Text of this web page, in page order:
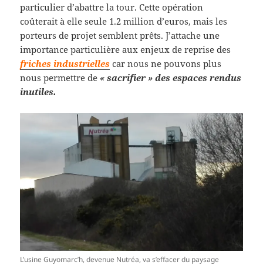
particulier d’abattre la tour. Cette opération
coûterait à elle seule 1.2 million d’euros, mais les
porteurs de projet semblent prêts. J’attache une
importance particulière aux enjeux de reprise des
friches industrielles car nous ne pouvons plus
nous permettre de « sacrifier » des espaces rendus
inutiles.
L’usine Guyomarc’h, devenue Nutréa, va s’effacer du paysage